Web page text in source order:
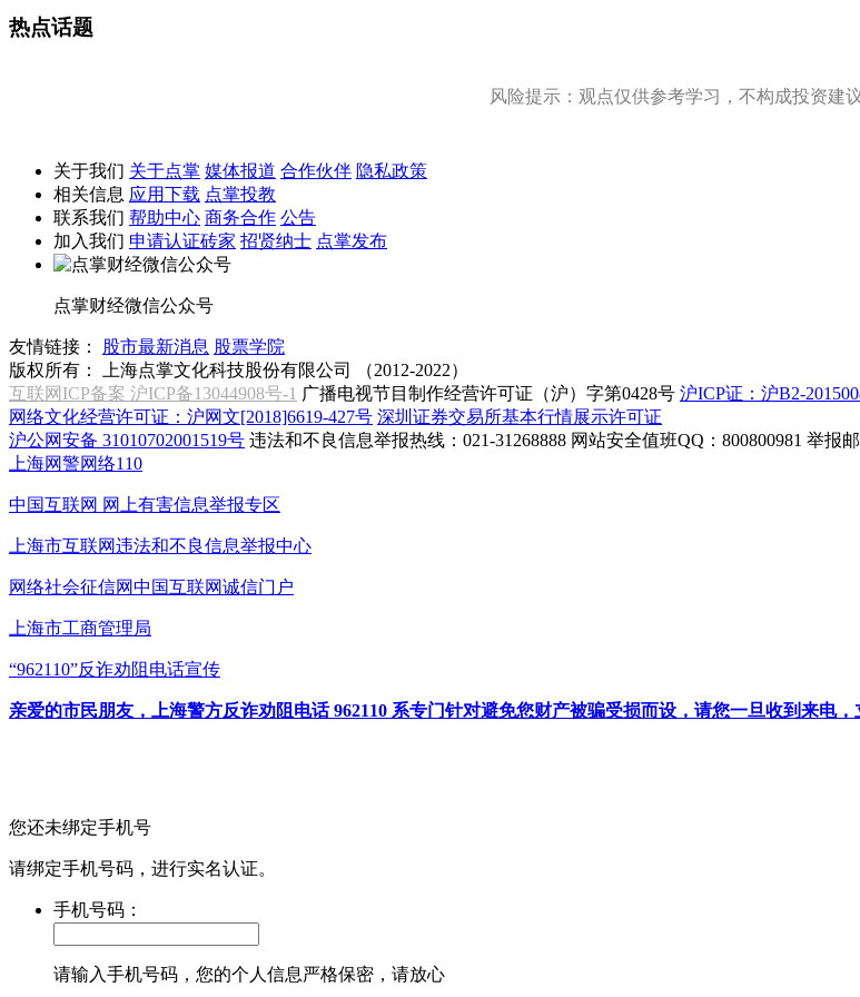
热点话题
风险提示：观点仅供参考学习，不构成投资建
关于我们 关于点掌 媒体报道 合作伙伴 隐私政策
相关信息 应用下载 点掌投教
联系我们 帮助中心 商务合作 公告
加入我们 申请认证砖家 招贤纳士 点掌发布
点掌财经微信公众号
友情链接： 股市最新消息 股票学院
版权所有：
上海点掌文化科技股份有限公司 （2012-2022）
互联网ICP备案 沪ICP备13044908号-1 广播电视节目制作经营许可证（沪）字第0428号 沪ICP证：沪B2-
网络文化经营许可证：沪网文[2018]6619-427号 深圳证券交易所基本行情展示许可证
沪公网安备 31010702001519号 违法和不良信息举报热线：021-31268888 网站安全值班QQ：800800981 举报邮
上海网警网络110
中国互联网 网上有害信息举报专区
上海市互联网违法和不良信息举报中心
网络社会征信网中国互联网诚信门户
上海市工商管理局
“962110”反诈劝阻电话宣传
亲爱的市民朋友，上海警方反诈劝阻电话 962110 系专门针对避免您财产被骗受损而设，请您一旦收到来电，
您还未绑定手机号
请绑定手机号码，进行实名认证。
手机号码：
请输入手机号码，您的个人信息严格保密，请放心